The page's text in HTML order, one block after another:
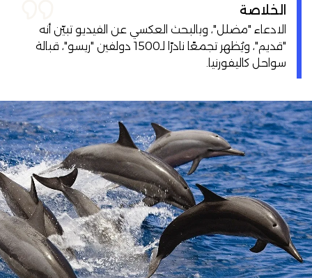
الخلاصة
الادعاء "مضلل"، وبالبحث العكسي عن الفيديو تبيّن أنه
"قديم"، ويُظهر تجمعًا نادرًا لـ1500 دولفين "ريسو"، قبالة
سواحل كاليفورنيا.